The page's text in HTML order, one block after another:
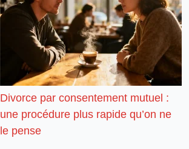
Divorce par consentement mutuel :
une procédure plus rapide qu’on ne
le pense